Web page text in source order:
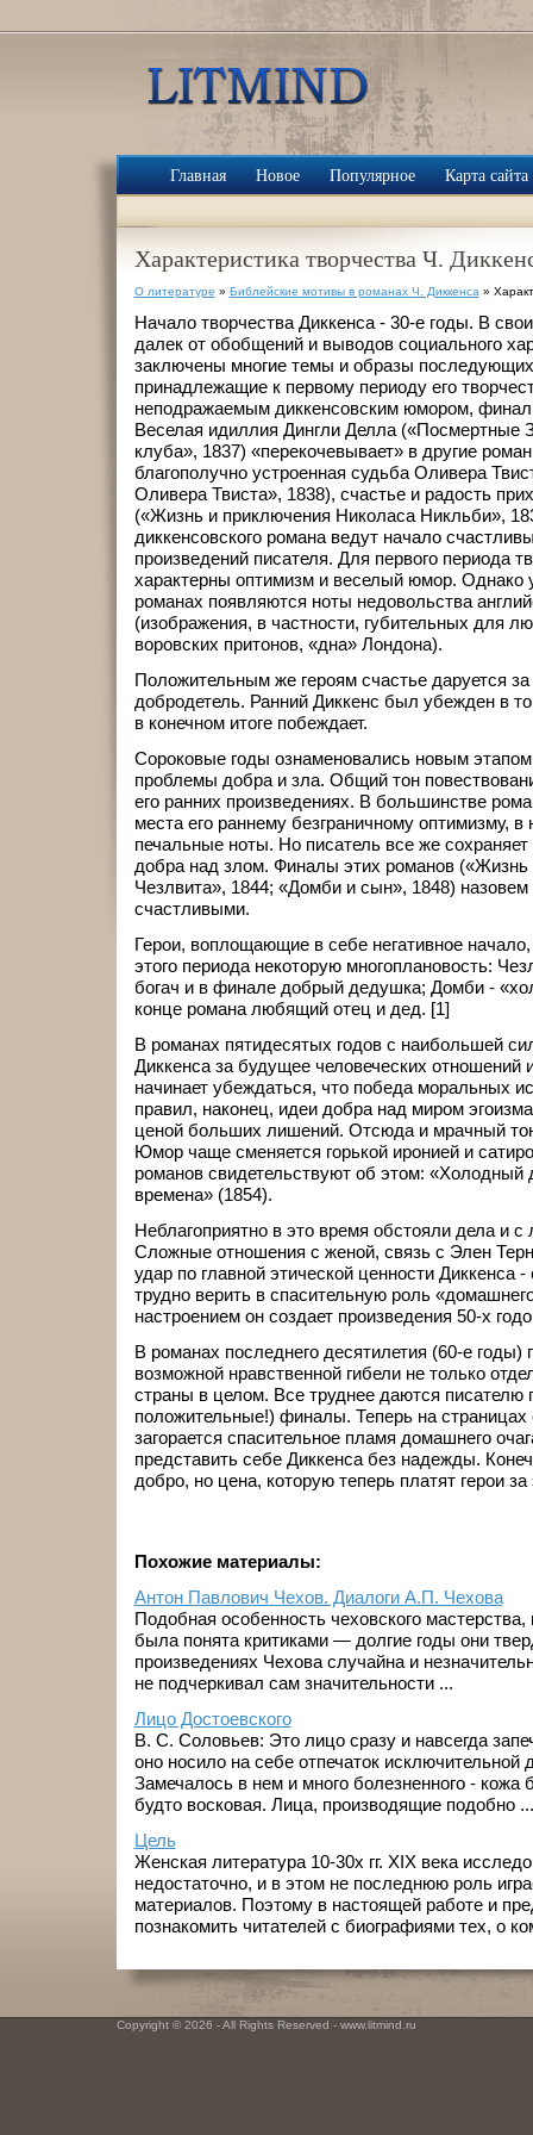
Главная Новое Популярное Карта сайта
Характеристика творчества Ч.
О литературе » Библейские мотивы в романах Ч. Диккенса »
Начало творчества Диккенса - 30-е годы. В
далек от обобщений и выводов социального
заключены многие темы и образы
принадлежащие к первому периоду его
неподражаемым диккенсовским юмором,
Веселая идиллия Дингли Делла («Посмертные
клуба», 1837) «перекочевывает» в другие
благополучно устроенная судьба Оливера
Оливера Твиста», 1838), счастье и радость
(«Жизнь и приключения Николаса Никльби»,
диккенсовского романа ведут начало
произведений писателя. Для первого периода
характерны оптимизм и веселый юмор. Однако
романах появляются ноты недовольства
(изображения, в частности, губительных для
воровских притонов, «дна» Лондона).
Положительным же героям счастье даруется
добродетель. Ранний Диккенс был убежден в
в конечном итоге побеждает.
Сороковые годы ознаменовались новым
проблемы добра и зла. Общий тон
его ранних произведениях. В большинстве
места его раннему безграничному оптимизму,
печальные ноты. Но писатель все же
добра над злом. Финалы этих романов
Чезлвита», 1844; «Домби и сын», 1848) назовем
счастливыми.
Герои, воплощающие в себе негативное
этого периода некоторую многоплановость:
богач и в финале добрый дедушка; Домби -
конце романа любящий отец и дед. [1]
В романах пятидесятых годов с наибольшей
Диккенса за будущее человеческих
начинает убеждаться, что победа моральных
правил, наконец, идеи добра над миром эгоизма
ценой больших лишений. Отсюда и мрачный
Юмор чаще сменяется горькой иронией и
романов свидетельствуют об этом:
времена» (1854).
Неблагоприятно в это время обстояли дела и
Сложные отношения с женой, связь с Элен
удар по главной этической ценности Диккенса
трудно верить в спасительную роль
настроением он создает произведения 50-х
В романах последнего десятилетия (60-е
возможной нравственной гибели не только
страны в целом. Все труднее даются писателю
положительные!) финалы. Теперь на страницах
загорается спасительное пламя домашнего
представить себе Диккенса без надежды.
добро, но цена, которую теперь платят герои
Похожие материалы:
Антон Павлович Чехов. Диалоги А.П. Чехова
Подобная особенность чеховского мастерства,
была понята критиками — долгие годы они
произведениях Чехова случайна и
не подчеркивал сам значительности ...
Лицо Достоевского
В. С. Соловьев: Это лицо сразу и навсегда
оно носило на себе отпечаток исключительной
Замечалось в нем и много болезненного - кожа
будто восковая. Лица, производящие подобно ...
Цель
Женская литература 10-30х гг. XIX века
недостаточно, и в этом не последнюю роль
материалов. Поэтому в настоящей работе и
познакомить читателей с биографиями тех, о
Copyright © 2026 - All Rights Reserved - www.litmind.ru